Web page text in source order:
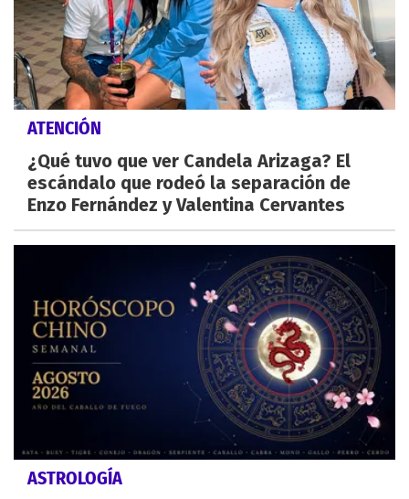
ATENCIÓN
¿Qué tuvo que ver Candela Arizaga? El
escándalo que rodeó la separación de
Enzo Fernández y Valentina Cervantes
ASTROLOGÍA